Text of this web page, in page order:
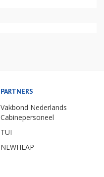
PARTNERS
Vakbond Nederlands
Cabinepersoneel
TUI
NEWHEAP